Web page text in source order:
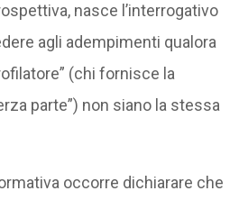
nasce l’interrogativo
agli adempimenti qualora
(chi fornisce la
parte”) non siano la stessa
occorre dichiarare che